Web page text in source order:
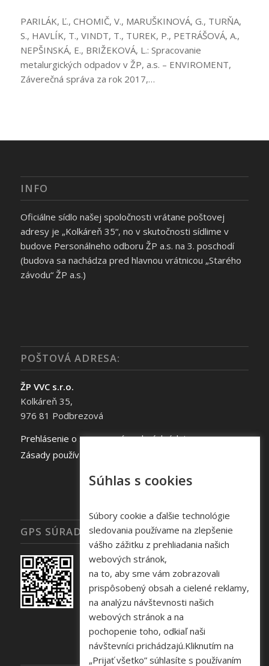
PARILÁK, Ľ., CHOMIČ, V., MARUŠKINOVÁ, G., TURŇA,
S., HAVLÍK, T., VINDT, T., TUREK, P., PETRÁŠOVÁ, A.,
NEPŠINSKÁ, E., BRIŽEKOVÁ, L.: Spracovanie
metalurgických odpadov v ŽP, a.s. – ENVIROMENT,
Záverečná správa za rok 2017,…
INFO
Oficiálne sídlo našej spoločnosti vrátane poštovej
adresy je „Kolkáreň 35“, no v skutočnosti sídlime v
budove Personálneho odboru ŽP a.s. na 3. poschodí
(budova sa nachádza pred hlavnou vrátnicou „Starého
závodu“ ŽP a.s.)
POŠTOVÁ ADRESA:
ŽP VVC s.r.o.
Kolkáreň 35,
976 81 Podbrezová
Prehlásenie o spracovaní osobných údajov
Zásady používania súborov cookie
GPS SÚRADNICE
Súhlas s cookies
Súbory cookie a ďalšie technológie
sledovania používame na zlepšenie
vášho zážitku z prehliadania našich
webových stránok,
na to, aby sme vám zobrazovali
prispôsobený obsah a cielené reklamy,
na analýzu návštevnosti našich
webových stránok a na
pochopenie toho, odkiaľ naši
návštevníci prichádzajú.Kliknutím na
„Prijať všetko” súhlasíte s používaním